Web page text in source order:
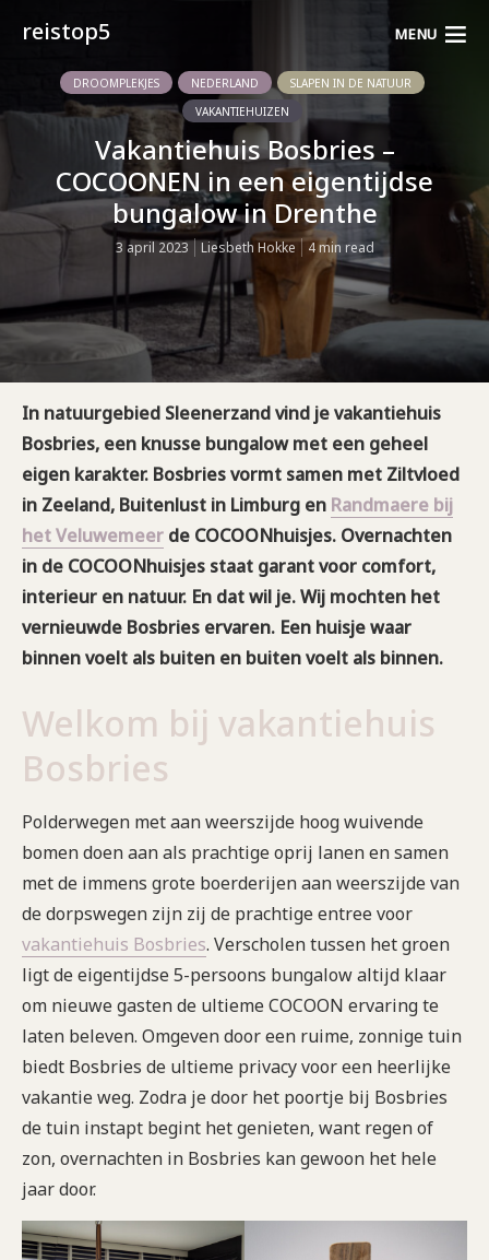
reistop5 MENU
DROOMPLEKJES NEDERLAND
SLAPEN IN DE NATUUR
VAKANTIEHUIZEN
Vakantiehuis Bosbries –
COCOONEN in een eigentijdse
bungalow in Drenthe
3 april 2023 Liesbeth Hokke 4 min read
In natuurgebied Sleenerzand vind je vakantiehuis
Bosbries, een knusse bungalow met een geheel
eigen karakter. Bosbries vormt samen met Ziltvloed
in Zeeland, Buitenlust in Limburg en Randmaere bij
het Veluwemeer de COCOONhuisjes. Overnachten
in de COCOONhuisjes staat garant voor comfort,
interieur en natuur. En dat wil je. Wij mochten het
vernieuwde Bosbries ervaren. Een huisje waar
binnen voelt als buiten en buiten voelt als binnen.
Welkom bij vakantiehuis
Bosbries
Polderwegen met aan weerszijde hoog wuivende
bomen doen aan als prachtige oprij lanen en samen
met de immens grote boerderijen aan weerszijde van
de dorpswegen zijn zij de prachtige entree voor
vakantiehuis Bosbries. Verscholen tussen het groen
ligt de eigentijdse 5-persoons bungalow altijd klaar
om nieuwe gasten de ultieme COCOON ervaring te
laten beleven. Omgeven door een ruime, zonnige tuin
biedt Bosbries de ultieme privacy voor een heerlijke
vakantie weg. Zodra je door het poortje bij Bosbries
de tuin instapt begint het genieten, want regen of
zon, overnachten in Bosbries kan gewoon het hele
jaar door.